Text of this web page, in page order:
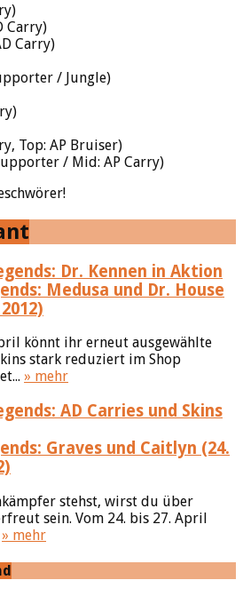
Carry)
Carry)
/ Jungle)
Top: AP Bruiser)
/ Mid: AP Carry)
Medusa und Dr. House
könnt ihr erneut ausgewählte
stark reduziert im Shop
» mehr
Graves und Caitlyn (24.
stehst, wirst du über
sein. Vom 24. bis 27. April
» mehr